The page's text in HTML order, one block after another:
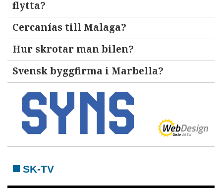
flytta?
Cercanías till Malaga?
Hur skrotar man bilen?
Svensk byggfirma i Marbella?
SK-TV